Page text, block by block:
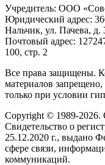
Учредитель: ООО
Юридический адрес:
Нальчик, ул. Пачева, д.
Почтовый адрес:
100, стр. 2
Все права защищены.
материалов
только при условии
Copyright © 1989-
Свидетельство о
25.12.2020 г., выдано
сфере связи,
коммуникаций.